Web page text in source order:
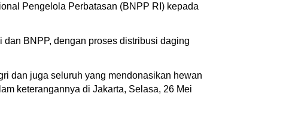
Pengelola Perbatasan (BNPP RI) kepada
BNPP, dengan proses distribusi daging
dan juga seluruh yang mendonasikan hewan
keterangannya di Jakarta, Selasa, 26 Mei